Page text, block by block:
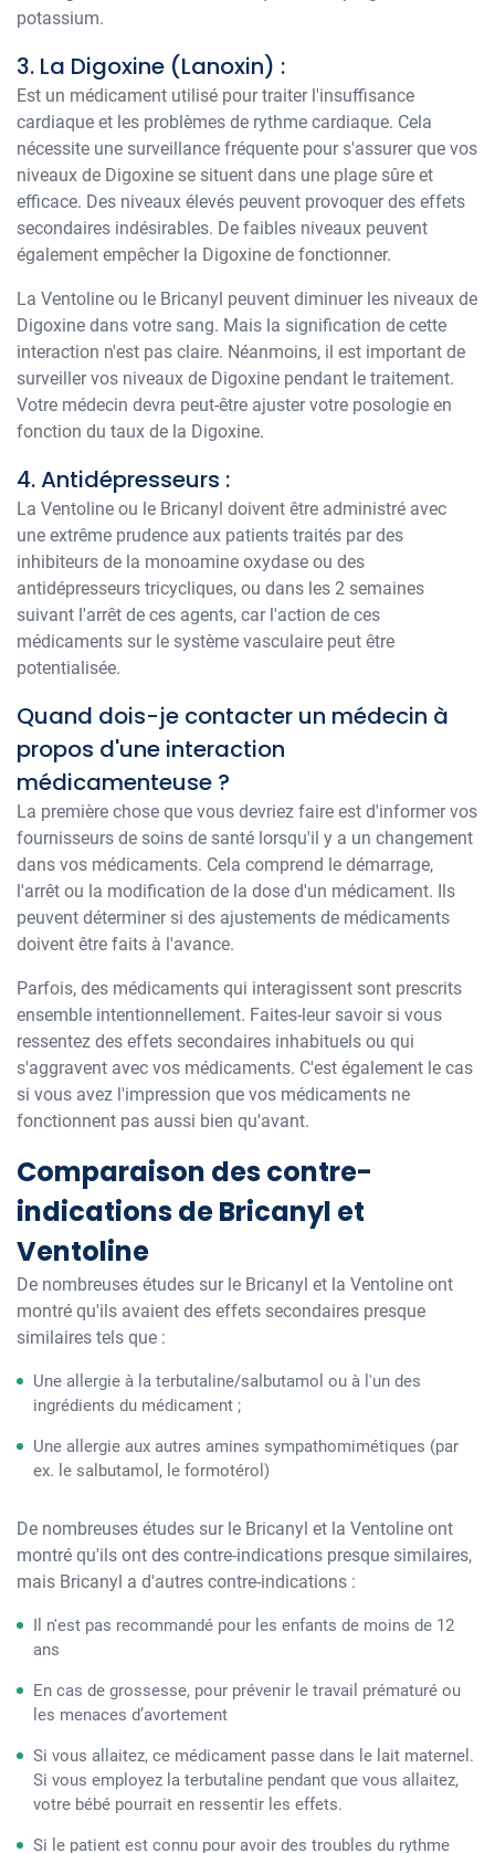
potassium.
3. La Digoxine (Lanoxin) :
Est un médicament utilisé pour traiter l'insuffisance
cardiaque et les problèmes de rythme cardiaque. Cela
nécessite une surveillance fréquente pour s'assurer que vos
niveaux de Digoxine se situent dans une plage sûre et
efficace. Des niveaux élevés peuvent provoquer des effets
secondaires indésirables. De faibles niveaux peuvent
également empêcher la Digoxine de fonctionner.
La Ventoline ou le Bricanyl peuvent diminuer les niveaux de
Digoxine dans votre sang. Mais la signification de cette
interaction n'est pas claire. Néanmoins, il est important de
surveiller vos niveaux de Digoxine pendant le traitement.
Votre médecin devra peut-être ajuster votre posologie en
fonction du taux de la Digoxine.
4. Antidépresseurs :
La Ventoline ou le Bricanyl doivent être administré avec
une extrême prudence aux patients traités par des
inhibiteurs de la monoamine oxydase ou des
antidépresseurs tricycliques, ou dans les 2 semaines
suivant l'arrêt de ces agents, car l'action de ces
médicaments sur le système vasculaire peut être
potentialisée.
Quand dois-je contacter un médecin à
propos d'une interaction
médicamenteuse ?
La première chose que vous devriez faire est d'informer vos
fournisseurs de soins de santé lorsqu'il y a un changement
dans vos médicaments. Cela comprend le démarrage,
l'arrêt ou la modification de la dose d'un médicament. Ils
peuvent déterminer si des ajustements de médicaments
doivent être faits à l'avance.
Parfois, des médicaments qui interagissent sont prescrits
ensemble intentionnellement. Faites-leur savoir si vous
ressentez des effets secondaires inhabituels ou qui
s'aggravent avec vos médicaments. C'est également le cas
si vous avez l'impression que vos médicaments ne
fonctionnent pas aussi bien qu'avant.
Comparaison des contre-
indications de Bricanyl et
Ventoline
De nombreuses études sur le Bricanyl et la Ventoline ont
montré qu'ils avaient des effets secondaires presque
similaires tels que :
Une allergie à la terbutaline/salbutamol ou à l'un des
ingrédients du médicament ;
Une allergie aux autres amines sympathomimétiques (par
ex. le salbutamol, le formotérol)
De nombreuses études sur le Bricanyl et la Ventoline ont
montré qu'ils ont des contre-indications presque similaires,
mais Bricanyl a d'autres contre-indications :
Il n'est pas recommandé pour les enfants de moins de 12
ans
En cas de grossesse, pour prévenir le travail prématuré ou
les menaces d’avortement
Si vous allaitez, ce médicament passe dans le lait maternel.
Si vous employez la terbutaline pendant que vous allaitez,
votre bébé pourrait en ressentir les effets.
Si le patient est connu pour avoir des troubles du rythme